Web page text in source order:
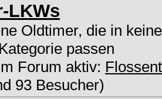
LKWs
Oldtimer, die in
passen
Forum aktiv:
93 Besucher)